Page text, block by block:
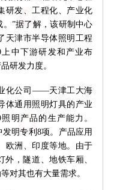
研发、工程化、产业化
”据了解，该研制中心
天津市半导体照明工程
中下游研发和产业布
研发力度。
化公司——天津工大海
体通用照明灯具的产业
明产品的生产能力。
明专利8项。产品应用
欧洲、印度等地。由于
，隧道、地铁车厢、
对其也有大量需求。